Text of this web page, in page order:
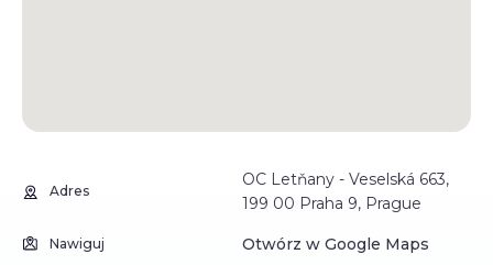
Adres
OC Letňany - Veselská 663,
199 00 Praha 9, Prague
Nawiguj Otwórz w Google Maps